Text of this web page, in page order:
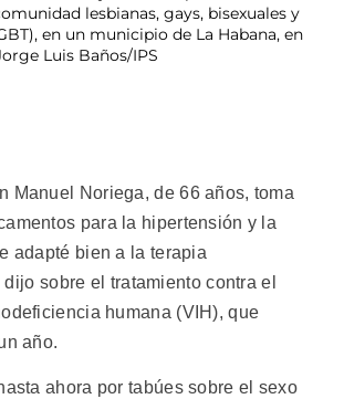
lesbianas, gays, bisexuales y
en un municipio de La Habana, en
Luis Baños/IPS
Manuel Noriega, de 66 años, toma
para la hipertensión y la
adapté bien a la terapia
dijo sobre el tratamiento contra el
humana (VIH), que
año.
ahora por tabúes sobre el sexo